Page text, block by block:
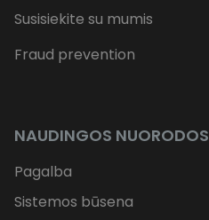
Susisiekite su mumis
Fraud prevention
NAUDINGOS NUORODOS
Pagalba
Sistemos būsena